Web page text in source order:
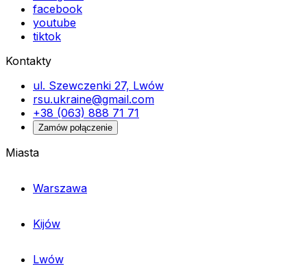
facebook
youtube
tiktok
Kontakty
ul. Szewczenki 27, Lwów
rsu.ukraine@gmail.com
+38 (063) 888 71 71
Zamów połączenie
Miasta
Warszawa
Kijów
Lwów